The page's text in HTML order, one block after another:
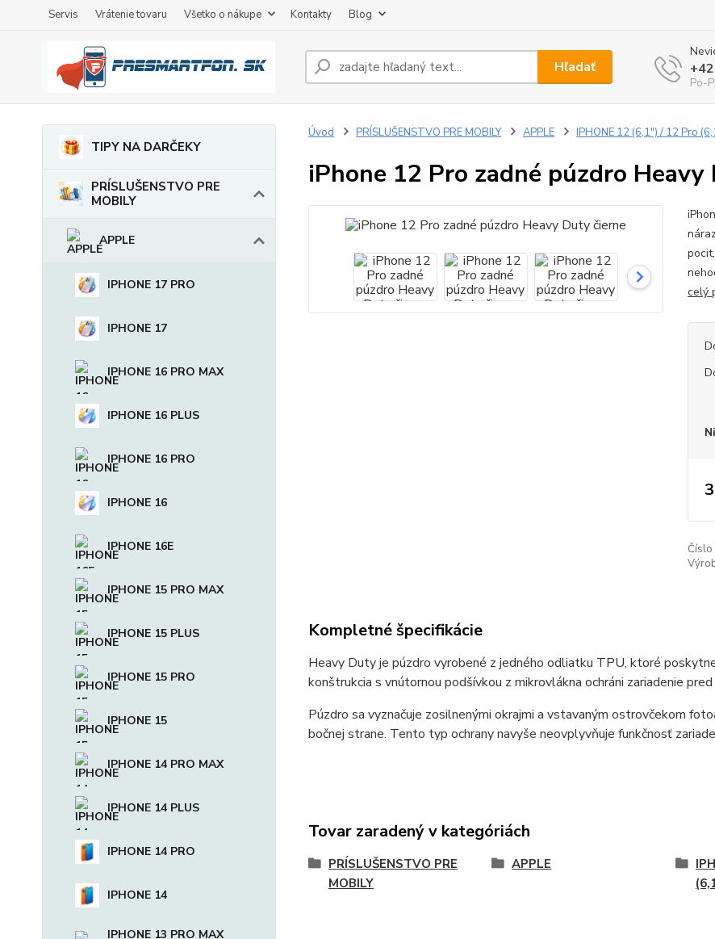
Servis Vrátenie tovaru Všetko o nákupe Kontakty Blog
Hľadať
Po-
TIPY NA DARČEKY
PRÍSLUŠENSTVO PRE
MOBILY
APPLE
IPHONE 17 PRO
IPHONE 17
IPHONE 16 PRO MAX
IPHONE 16 PLUS
IPHONE 16 PRO
IPHONE 16
IPHONE 16E
IPHONE 15 PRO MAX
IPHONE 15 PLUS
IPHONE 15 PRO
IPHONE 15
IPHONE 14 PRO MAX
IPHONE 14 PLUS
IPHONE 14 PRO
IPHONE 14
IPHONE 13 PRO MAX
Úvod PRÍSLUŠENSTVO PRE MOBILY APPLE IPHONE 12 (6,1") / 12 Pro
iPhone 12 Pro zadné púzdro
celý
Číslo
Kompletné špecifikácie
Heavy Duty je púzdro vyrobené z jedného odliatku TPU, ktoré
konštrukcia s vnútornou podšívkou z mikrovlákna ochráni zariadenie
Púzdro sa vyznačuje zosilnenými okrajmi a vstavaným ostrovčekom
bočnej strane. Tento typ ochrany navyše neovplyvňuje funkčnosť
Tovar zaradený v kategóriách
PRÍSLUŠENSTVO PRE
MOBILY
APPLE